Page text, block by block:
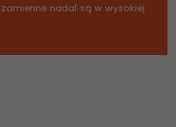
nadal są w wysokiej